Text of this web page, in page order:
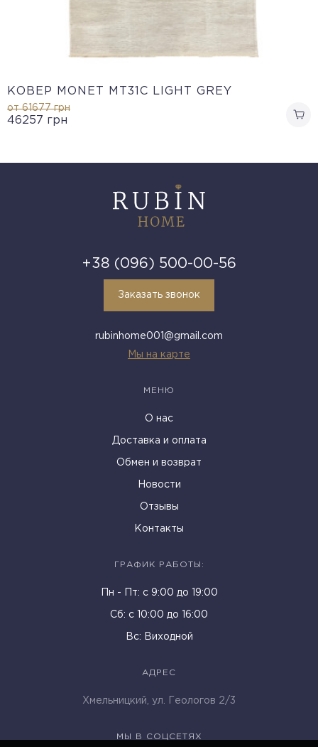
КОВЕР MONET MT31C LIGHT GREY
от 61677грн
46257 грн
+38 (096) 500-00-56
Заказать звонок
rubinhome001@gmail.com
Мы на карте
МЕНЮ
О нас
Доставка и оплата
Обмен и возврат
Новости
Отзывы
Контакты
ГРАФИК РАБОТЫ:
Пн - Пт: c 9:00 до 19:00
Cб: с 10:00 до 16:00
Вс: Виходной
АДРЕС
Хмельницкий, ул. Геологов 2/3
МЫ В СОЦСЕТЯХ